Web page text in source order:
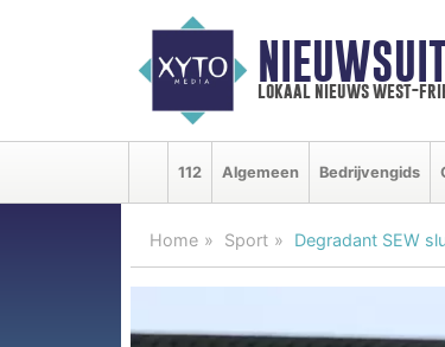
lokaal nieuws west-
112 Algemeen Bedrijvengids
Home Sport Degradant SEW